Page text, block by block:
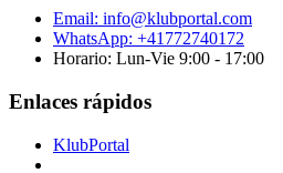
Email: info@klubportal.com
WhatsApp: +41772740172
Horario: Lun-Vie 9:00 - 17:00
Enlaces rápidos
KlubPortal